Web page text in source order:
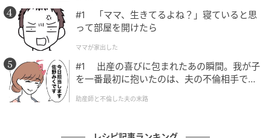
レシピ②｜豆腐と卵のみそ汁
様々な潤い食材を、卵がまろやかにまとめる
#1 「ママ、生きてるよね？」寝ていると思
って部屋を開けたら
ママが家出した
#1 出産の喜びに包まれたあの瞬間。我が子
を一番最初に抱いたのは、夫の不倫相手でし
助産師と不倫した夫の末路